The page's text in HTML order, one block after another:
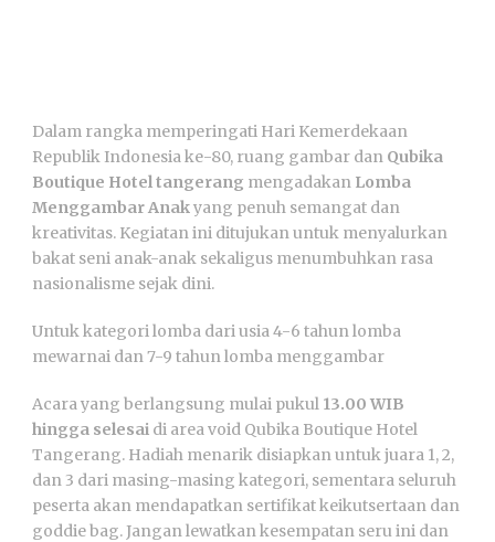
Dalam rangka memperingati Hari Kemerdekaan
Republik Indonesia ke-80, ruang gambar dan Qubika
Boutique Hotel tangerang mengadakan Lomba
Menggambar Anakyang penuh semangat dan
kreativitas. Kegiatan ini ditujukan untuk menyalurkan
bakat seni anak-anak sekaligus menumbuhkan rasa
nasionalisme sejak dini.
Untuk kategori lomba dari usia 4-6 tahun lomba
mewarnai dan 7-9 tahun lomba menggambar
Acara yang berlangsung mulai pukul 13.00 WIB
hingga selesai di area void Qubika Boutique Hotel
Tangerang. Hadiah menarik disiapkan untuk juara 1, 2,
dan 3 dari masing-masing kategori, sementara seluruh
peserta akan mendapatkan sertifikat keikutsertaan dan
goddie bag. Jangan lewatkan kesempatan seru ini dan